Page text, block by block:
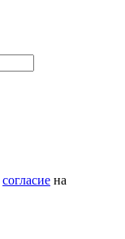
согласие на